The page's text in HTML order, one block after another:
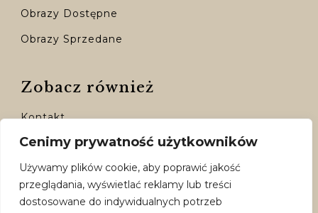
Cenimy prywatność użytkowników
Używamy plików cookie, aby poprawić jakość
przeglądania, wyświetlać reklamy lub treści
dostosowane do indywidualnych potrzeb
Obrazy Dostępne
Obrazy Sprzedane
Zobacz również
Kontakt
Moje Konto
Dostępne Formy Płatności
Polityka Prywatności